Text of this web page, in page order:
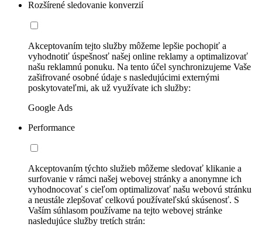
Rozšírené sledovanie konverzií
Akceptovaním tejto služby môžeme lepšie pochopiť a
vyhodnotiť úspešnosť našej online reklamy a optimalizovať
našu reklamnú ponuku. Na tento účel synchronizujeme Vaše
zašifrované osobné údaje s nasledujúcimi externými
poskytovateľmi, ak už využívate ich služby:
Google Ads
Performance
Akceptovaním týchto služieb môžeme sledovať klikanie a
surfovanie v rámci našej webovej stránky a anonymne ich
vyhodnocovať s cieľom optimalizovať našu webovú stránku
a neustále zlepšovať celkovú používateľskú skúsenosť. S
Vaším súhlasom používame na tejto webovej stránke
nasledujúce služby tretích strán: